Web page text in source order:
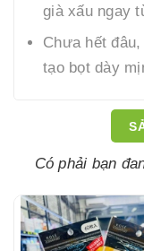
già xấu ngay
Chưa hết
tạo bọt dày
Có phải bạn